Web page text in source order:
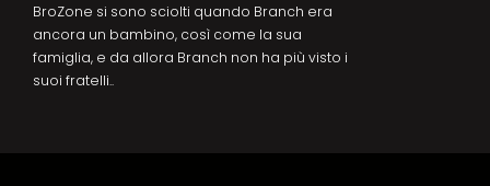
BroZone si sono sciolti quando Branch era
ancora un bambino, così come la sua
famiglia, e da allora Branch non ha più visto i
suoi fratelli..